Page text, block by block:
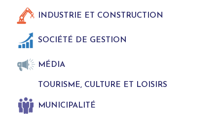
INDUSTRIE ET CONSTRUCTION
SOCIÉTÉ DE GESTION
MÉDIA
TOURISME, CULTURE ET LOISIRS
MUNICIPALITÉ